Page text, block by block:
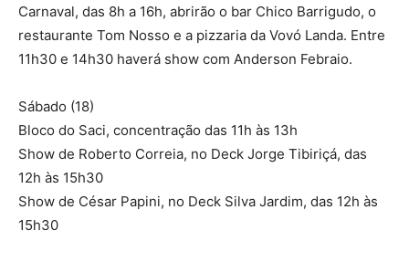
Carnaval, das 8h a 16h, abrirão o bar Chico Barrigudo, o
restaurante Tom Nosso e a pizzaria da Vovó Landa. Entre
11h30 e 14h30 haverá show com Anderson Febraio.
Sábado (18)
Bloco do Saci, concentração das 11h às 13h
Show de Roberto Correia, no Deck Jorge Tibiriçá, das
12h às 15h30
Show de César Papini, no Deck Silva Jardim, das 12h às
15h30